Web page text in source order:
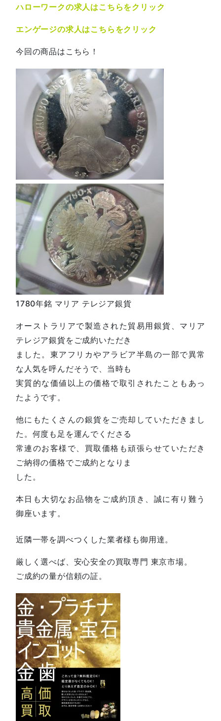
ハローワークの求人はこちらをクリック
エンゲージの求人はこちらをクリック
今回の商品はこちら！
1780年銘 マリア テレジア銀貨
オーストラリアで製造された貿易用銀貨、マリア
テレジア銀貨をご成約いただき
ました。東アフリカやアラビア半島の一部で異常
な人気を呼んだそうで、当時も
実質的な価値以上の価格で取引されたこともあっ
たようです。
他にもたくさんの銀貨をご売却していただきまし
た。何度も足を運んでくださる
常連のお客様で、買取価格も頑張らせていただき
ご納得の価格でご成約となりま
した。
本日も大切なお品物をご成約頂き、誠に有り難う
御座います。
近隣一帯を調べつくした業者様も御用達。
厳しく選べば、安心安全の買取専門 東京市場。
ご成約の量が信頼の証。